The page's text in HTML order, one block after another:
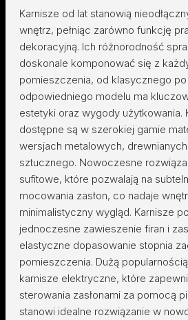
Karnisze od lat stanowią
wnętrz, pełniąc zarówno funkcję
dekoracyjną. Ich różnorodność
doskonale komponować się z
pomieszczenia, od klasycznego
odpowiedniego modelu ma
estetyki oraz wygody użytkowania.
dostępne są w szerokiej gamie
wersjach metalowych,
sztucznego. Nowoczesne
sufitowe, które pozwalają na
mocowania zasłon, co nadaje
minimalistyczny wygląd. Karnisze
jednoczesne zawieszenie firan i
elastyczne dopasowanie stopnia
pomieszczenia. Dużą
karnisze elektryczne, które
sterowania zasłonami za pomocą
stanowi idealne rozwiązanie w